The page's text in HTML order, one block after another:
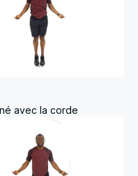
avec la corde